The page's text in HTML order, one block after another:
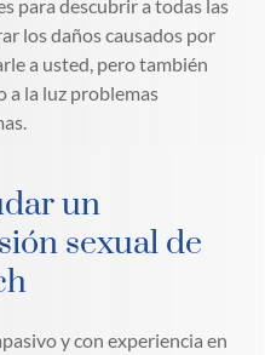
para descubrir a todas las
los daños causados por
a usted, pero también
a la luz problemas
un
sexual de
y con experiencia en